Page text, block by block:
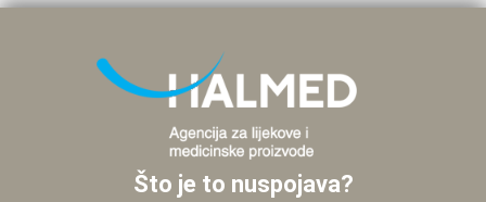
Što je to nuspojava?